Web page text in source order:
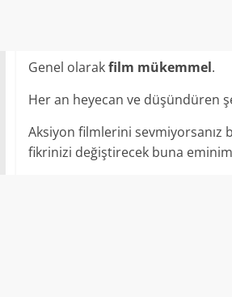
Genel olarakfilm mükemmel.
Her an heyecan ve düşündüren
Aksiyon filmlerini sevmiyorsanız
fikrinizi değiştirecek buna